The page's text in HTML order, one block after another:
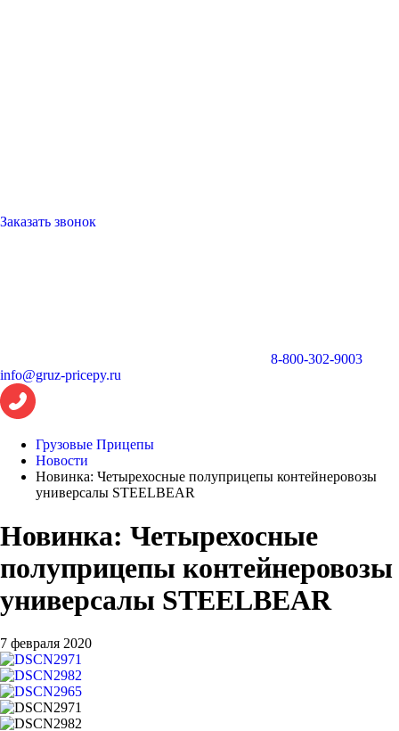
Заказать звонок
8-800-302-9003
info@gruz-pricepy.ru
Грузовые Прицепы
Новости
Новинка: Четырехосные полуприцепы контейнеровозы
универсалы STEELBEAR
Новинка: Четырехосные
полуприцепы контейнеровозы
универсалы STEELBEAR
7 февраля 2020